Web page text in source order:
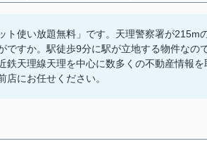
ト使い放題無料」です。天理警察署が215m
ですか。駅徒歩9分に駅が立地する物件なの
鉄天理線天理を中心に数多くの不動産情報
にお任せください。